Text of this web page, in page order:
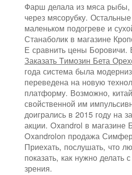
Фарш делала из мяса рыбы,
через мясорубку.
маленьком подогреве и
Станаболик в магазине
Е сравнить цены Боровичи.
Заказать Tимозин Бета
года система была
переведена на новую
платформу. Возможно,
свойственной им
доигрались в 2015 году на
акции. Oxandrol в магазине
Oxandrolon продажа
Приехать, послушать, что
показать, как нужно делать
зрения.